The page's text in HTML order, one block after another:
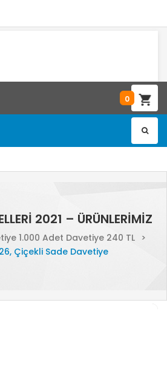
0
2021 – ÜRÜNLERIMIZ
1.000 Adet Davetiye 240 TL
>
Çiçekli Sade Davetiye